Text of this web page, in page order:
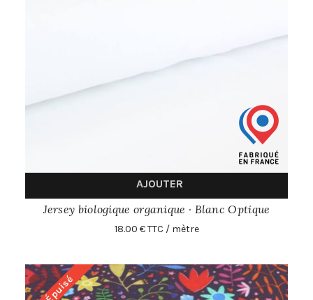
AJOUTER
Jersey biologique organique · Blanc Optique
18.00 € TTC / mètre
Épuisé